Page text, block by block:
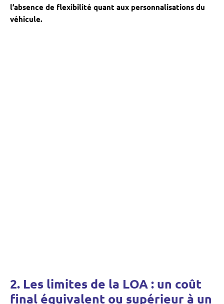
l’absence de flexibilité quant aux personnalisations du
véhicule.
2. Les limites de la LOA : un coût
final équivalent ou supérieur à un